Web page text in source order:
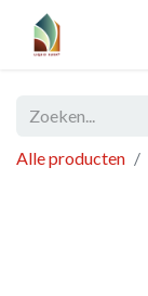
Alle producten